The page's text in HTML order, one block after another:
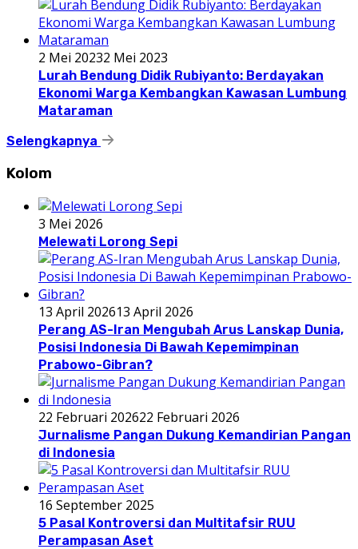
2 Mei 20232 Mei 2023
Lurah Bendung Didik Rubiyanto: Berdayakan
Ekonomi Warga Kembangkan Kawasan Lumbung
Mataraman
Selengkapnya
Kolom
3 Mei 2026
Melewati Lorong Sepi
13 April 202613 April 2026
Perang AS-Iran Mengubah Arus Lanskap Dunia,
Posisi Indonesia Di Bawah Kepemimpinan
Prabowo-Gibran?
22 Februari 202622 Februari 2026
Jurnalisme Pangan Dukung Kemandirian Pangan
di Indonesia
16 September 2025
5 Pasal Kontroversi dan Multitafsir RUU
Perampasan Aset